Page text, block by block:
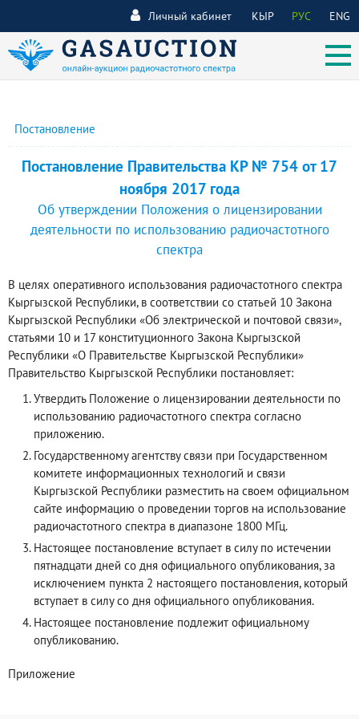
КЫР РУС ENG
Личный кабинет
Постановление
Постановление Правительства КР № 754 от 17
ноября 2017 года
Об утверждении Положения о лицензировании
деятельности по использованию радиочастотного
спектра
В целях оперативного использования радиочастотного спектра
Кыргызской Республики, в соответствии со статьей 10 Закона
Кыргызской Республики «Об электрической и почтовой связи»,
статьями 10 и 17 конституционного Закона Кыргызской
Республики «О Правительстве Кыргызской Республики»
Правительство Кыргызской Республики постановляет:
Утвердить Положение о лицензировании деятельности по
использованию радиочастотного спектра согласно
приложению.
Государственному агентству связи при Государственном
комитете информационных технологий и связи
Кыргызской Республики разместить на своем официальном
сайте информацию о проведении торгов на использование
радиочастотного спектра в диапазоне 1800 МГц.
Настоящее постановление вступает в силу по истечении
пятнадцати дней со дня официального опубликования, за
исключением пункта 2 настоящего постановления, который
вступает в силу со дня официального опубликования.
Настоящее постановление подлежит официальному
опубликованию.
Приложение